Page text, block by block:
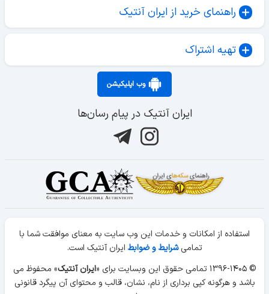
راهنمای خرید از ایران آنتیک
تهیه اشتراک
وب اپلیکیشن
ایران آنتیک در پیام رسان‌ها
استفاده از امکانات و خدمات این وب سایت به معنای موافقت شما با
تمامیشرایط و ضوابط ایران آنتیک است.
© ۱۳۹۶-۱۴۰۵ تمامی حقوق این وبسایت برای «
ایران آنتیک» محفوظ می
باشد و هرگونه کپی برداری از نام، نشان، قالب و محتوای آن پیگرد قانونی